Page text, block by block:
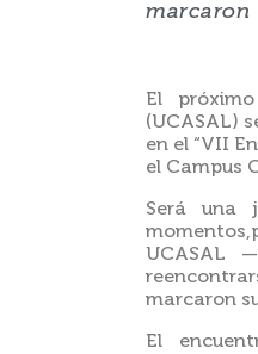
marcaron
El
(UCASAL)
en el “VII
el Campus
Será una
UCASAL
marcaron
El